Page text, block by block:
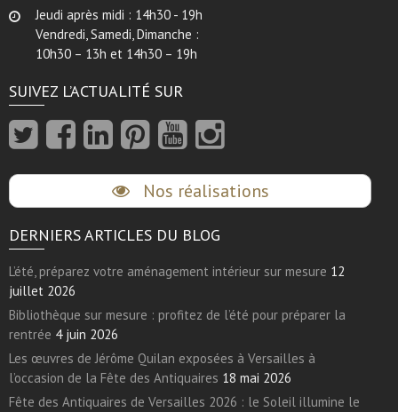
Jeudi après midi : 14h30 - 19h
Vendredi, Samedi, Dimanche :
10h30 – 13h et 14h30 – 19h
SUIVEZ L’ACTUALITÉ SUR
Nos réalisations
DERNIERS ARTICLES DU BLOG
L’été, préparez votre aménagement intérieur sur mesure 12
juillet 2026
Bibliothèque sur mesure : profitez de l’été pour préparer la
rentrée 4 juin 2026
Les œuvres de Jérôme Quilan exposées à Versailles à
l’occasion de la Fête des Antiquaires 18 mai 2026
Fête des Antiquaires de Versailles 2026 : le Soleil illumine le